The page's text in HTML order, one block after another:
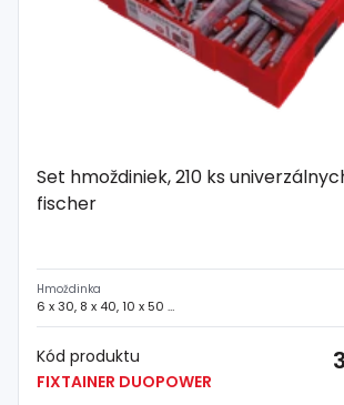
Set hmoždiniek, 210 ks
fischer
Hmoždinka
6 x 30, 8 x 40, 10 x 50 mm
Kód produktu
FIXTAINER DUOPOWER